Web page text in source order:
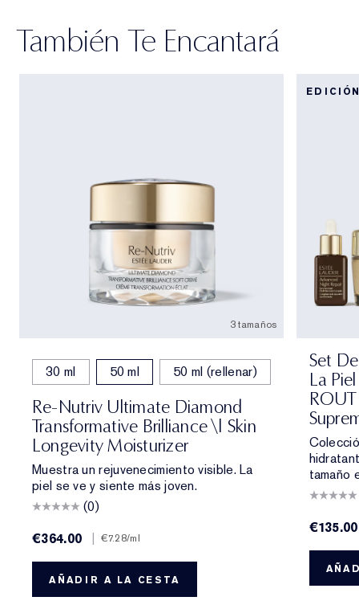
También Te Encantará
3 tamaños
30 ml 50 ml 50 ml (rellenar)
Re-Nutriv Ultimate Diamond
Transformative Brilliance \| Skin
Longevity Moisturizer
Muestra un rejuvenecimiento visible. La
piel se ve y siente más joven.
(0)
€364.00
€7.28/ml
AÑADIR A LA CESTA
Set
La
tamaño
€135.00